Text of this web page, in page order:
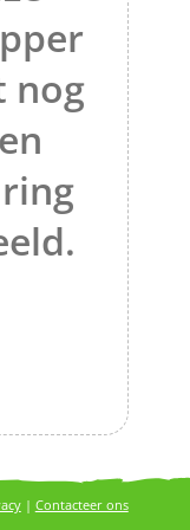
nog
| Contacteer ons